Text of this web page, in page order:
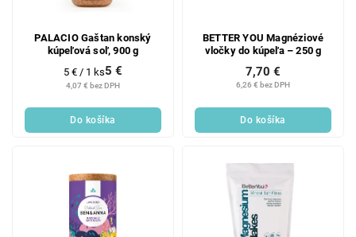
PALACIO Gaštan konský
kúpeľová soľ, 900 g
4,07 € bez DPH
5 €
Jednotková
cena:
5 € / 1 ks
Do košíka
BETTER YOU Magnéziové
vločky do kúpeľa – 250 g
6,26 € bez DPH
7,70 €
Do košíka